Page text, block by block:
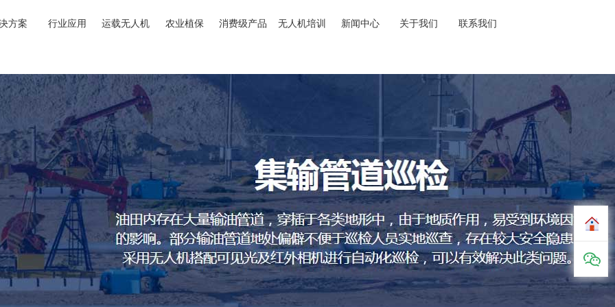
方案 行业应用 运载无人机 农业植保 消费级产品 无人机培训 新闻中心 关于我们 联系我们